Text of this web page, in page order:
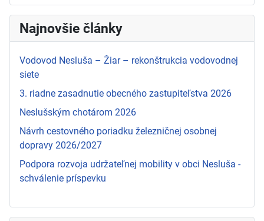
Najnovšie články
Vodovod Nesluša – Žiar – rekonštrukcia vodovodnej
siete
3. riadne zasadnutie obecného zastupiteľstva 2026
Neslušským chotárom 2026
Návrh cestovného poriadku železničnej osobnej
dopravy 2026/2027
Podpora rozvoja udržateľnej mobility v obci Nesluša -
schválenie príspevku